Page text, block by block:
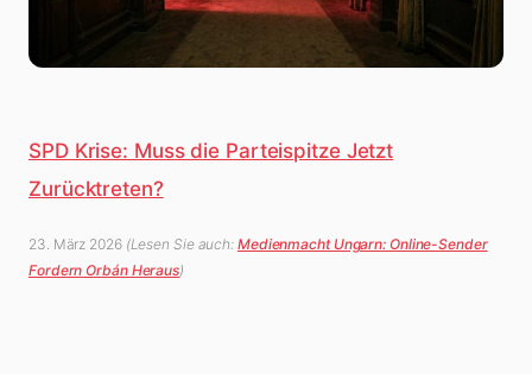
SPD Krise: Muss die Parteispitze Jetzt
Zurücktreten?
23. März 2026 (Lesen Sie auch: Medienmacht Ungarn: Online-Sender
Fordern Orbán Heraus)